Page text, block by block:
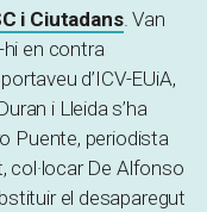
i Ciutadans. Van
hi en contra
d’ICV-EUiA,
i Lleida s’ha
Puente, periodista
col·locar De Alfonso
el desaparegut